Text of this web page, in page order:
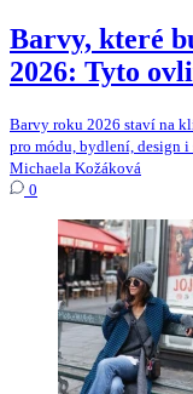
Barvy, které
2026: Tyto
Barvy roku 2026 staví na
pro módu, bydlení, design
Michaela Kožáková
0